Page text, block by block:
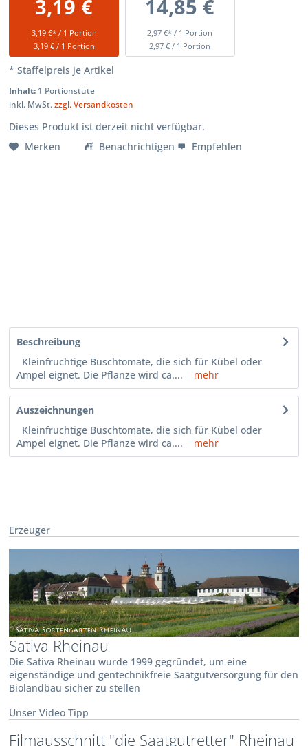
3,19 €
3,19 €* / 1 Portion
3,19 € / 1 Portion
14,85 €
2,97 €* / 1 Portion
2,97 € / 1 Portion
* Staffelpreis je Artikel
Inhalt: 1 Portionstüte
inkl. MwSt.zzgl. Versandkosten
Dieses Produkt ist derzeit nicht verfügbar.
Merken
Benachrichtigen Empfehlen
Beschreibung
Kleinfruchtige Buschtomate, die sich für Kübel oder
Ampel eignet. Die Pflanze wird ca....
mehr
Auszeichnungen
Kleinfruchtige Buschtomate, die sich für Kübel oder
Ampel eignet. Die Pflanze wird ca....
mehr
Erzeuger
Sativa Rheinau
Die Sativa Rheinau wurde 1999 gegründet, um eine
eigenständige und gentechnikfreie Saatgutversorgung für den
Biolandbau sicher zu stellen
Unser Video Tipp
Filmausschnitt "die Saatgutretter" Rheinau